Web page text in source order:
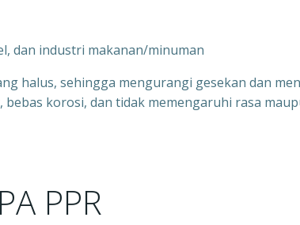
dan industri makanan/minuman
halus, sehingga mengurangi gesekan dan
korosi, dan tidak memengaruhi rasa
PPR